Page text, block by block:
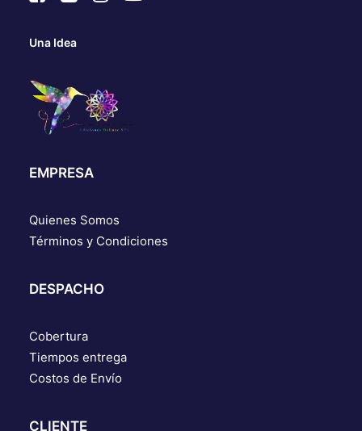
Una Idea
EMPRESA
Quienes Somos
Términos y Condiciones
DESPACHO
Cobertura
Tiempos entrega
Costos de Envío
CLIENTE